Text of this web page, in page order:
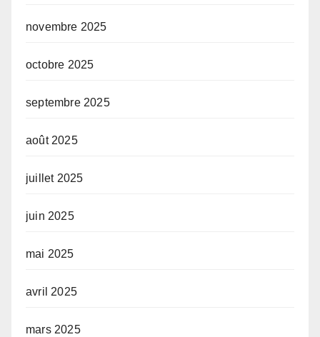
novembre 2025
octobre 2025
septembre 2025
août 2025
juillet 2025
juin 2025
mai 2025
avril 2025
mars 2025